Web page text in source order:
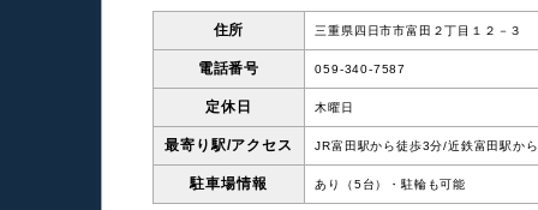
住所 三重県四日市市富田２丁目１２－３
電話番号 059-340-7587
定休日 木曜日
最寄り駅/アクセス JR富田駅から徒歩3分/近鉄富田駅か
駐車場情報 あり（5台）・駐輪も可能